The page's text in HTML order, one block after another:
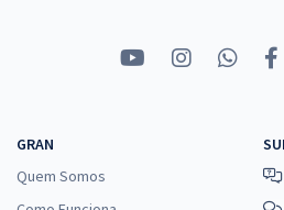
GRAN
Quem Somos